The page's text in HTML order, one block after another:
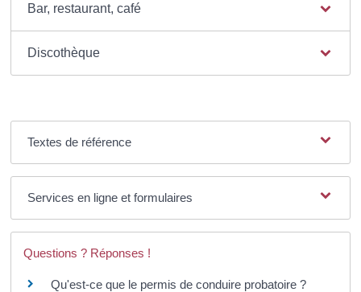
Bar, restaurant, café
Discothèque
Textes de référence
Services en ligne et formulaires
Questions ? Réponses !
Qu'est-ce que le permis de conduire probatoire ?